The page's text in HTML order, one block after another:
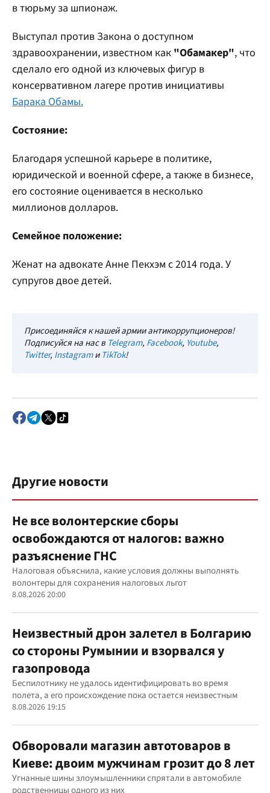
в тюрьму за шпионаж.
Выступал против Закона о доступном
здравоохранении, известном как "Обамакер", что
сделало его одной из ключевых фигур в
консервативном лагере против инициативы
Барака Обамы.
Состояние:
Благодаря успешной карьере в политике,
юридической и военной сфере, а также в бизнесе,
его состояние оценивается в несколько
миллионов долларов.
Семейное положение:
Женат на адвокате Анне Пекхэм с 2014 года. У
супругов двое детей.
Присоединяйся к нашей армии антикоррупционеров!
Подписуйся на нас в Telegram, Facebook, Youtube,
Twitter, InstagramиTikTok!
Другие новости
Не все волонтерские сборы
освобождаются от налогов: важно
разъяснение ГНС
Налоговая объяснила, какие условия должны выполнять
волонтеры для сохранения налоговых льгот
8.08.2026 20:00
Неизвестный дрон залетел в Болгарию
со стороны Румынии и взорвался у
газопровода
Беспилотнику не удалось идентифицировать во время
полета, а его происхождение пока остается неизвестным
8.08.2026 19:15
Обворовали магазин автотоваров в
Киеве: двоим мужчинам грозит до 8 лет
Угнанные шины злоумышленники спрятали в автомобиле
родственницы одного из них